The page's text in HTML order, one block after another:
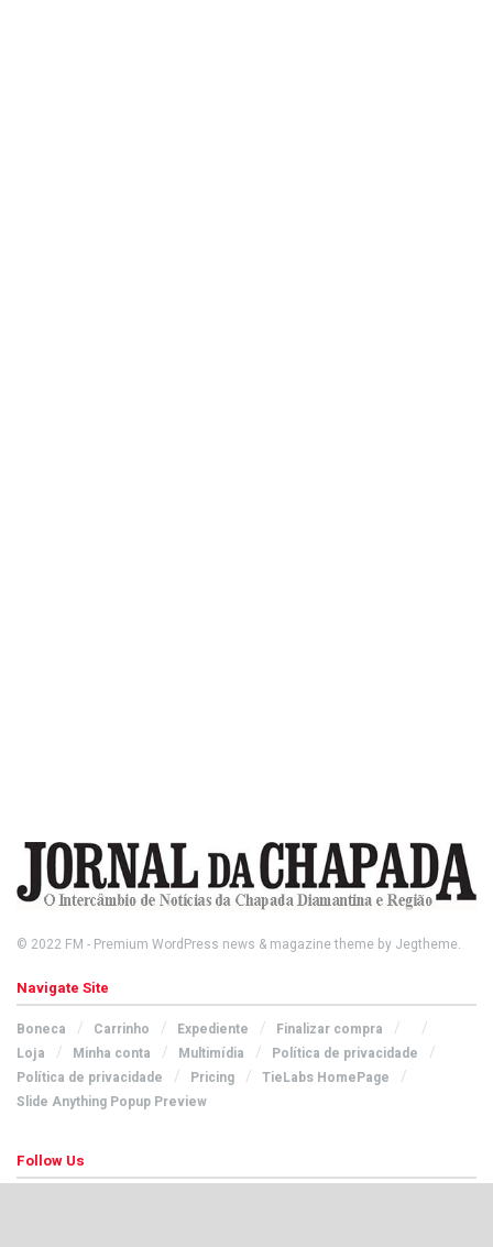
© 2022 FM - Premium WordPress news & magazine theme by Jegtheme.
Navigate Site
Boneca Carrinho Expediente
Finalizar compra
Loja
Minha conta Multimídia
Política de privacidade
Política de privacidade
Pricing
TieLabs HomePage
Slide Anything Popup Preview
Follow Us